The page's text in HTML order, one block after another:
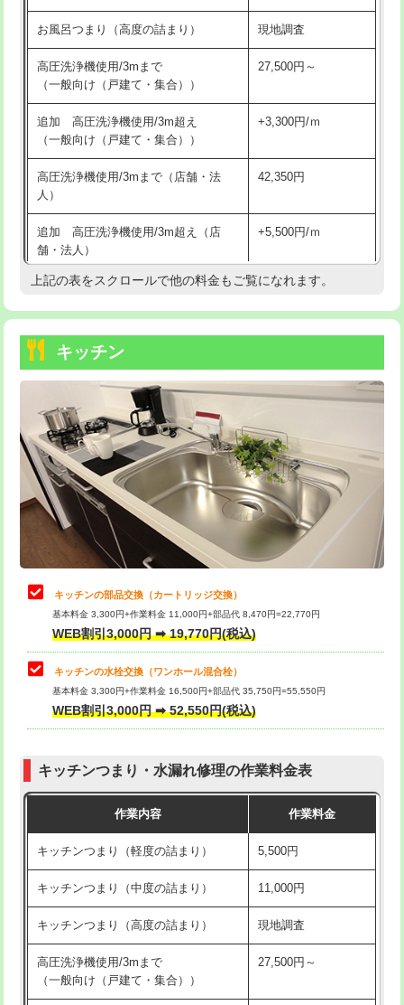
交換・取付(混合水栓（壁付・デッキ
式・ワンホール）)
16,500円+材料費
交換・取付(排水栓・排水トラップ
（P/S/ポップアップ））
22,000円+材料費
交換・取付（その他部品） 11,000円+材料費
持込商品取付（単水栓） 13,200円
持込商品取付（混合水栓）
持込商品取付（浄水器・分岐水栓） 16,500円
持込商品取付（温水洗浄便座） 22,000円
持込商品取付（普通便座⇔温水洗浄便
22,000円
給水管工事※（ホール加工)
給水管工事※（バンド止め) 3,300円
給水管工事※（支持金具設置) 5,500円
給水管工事※（保温材使用（バンド止
め込み）)
5,500円
給水管工事※（土の掘削・埋め戻し作
11,000円
給水管工事※（塩ビ管（VP・HI）使
用/3ｍまで)
給水管工事※（塩ビ管（VP・HI）使
用（追加）/3ｍ超え)
給水管工事※（ライニング鋼管・銅
管・ポリ管・HT管使用/3ｍまで)
44,000円
管・ポリ管・HT管使用/3ｍ超え)
排水管工事（土の掘削・埋め戻し作
11,000円~
排水管工事（排水管工事/3ｍまで） 55,000円
排水管工事（追加 排水管工事/3ｍ超
+11,000円
マス交換（土の掘削・埋め戻し作業）
マス交換（深さ50㎝未満）
お風呂つまり（高度の詰まり） 現地調査
高圧洗浄機使用/3mまで
（一般向け（戸建て・集合））
27,500円～
追加 高圧洗浄機使用/3m超え
（一般向け（戸建て・集合））
+3,300円/ｍ
高圧洗浄機使用/3mまで（店舗・法
人）
42,350円
追加 高圧洗浄機使用/3m超え（店
舗・法人）
+5,500円/ｍ
高度高圧洗浄換 現地調査
トーラー機使用/3mまで
追加トーラー機使用/3m超え +3,300円
カメラ調査 33,000円
桝清掃 8,800円
止水・漏水調査・防水処理・清掃・修
理・調整・分解・加工など（軽作業）
11,000円
止水・漏水調査・防水処理・清掃・修
理・調整・分解・加工など（中作業）
22,000円
止水・漏水調査・防水処理・清掃・修
理・調整・分解・加工など（重作業）
33,000円
お風呂タンク脱着
その他部品の脱着
式・ワンホール）)
交換・取付(排水栓・排水トラップ
22,000円+材料費
持込商品取付（単水栓）
上記の表をスクロールで他の料金もご覧になれます。
キッチン
キッチンの部品交換（カートリッジ交換）
基本料金 3,300円+作業料金 11,000円+部品代 8,470円=22,770円
WEB割引3,000円 ➡ 19,770円(税込)
キッチンの水栓交換（ワンホール混合栓）
基本料金 3,300円+作業料金 16,500円+部品代 35,750円=55,550円
WEB割引3,000円 ➡ 52,550円(税込)
キッチンつまり・水漏れ修理の作業料金表
作業内容 作業料金
キッチンつまり（軽度の詰まり） 5,500円
キッチンつまり（中度の詰まり） 11,000円
キッチンつまり（高度の詰まり） 現地調査
高圧洗浄機使用/3mまで
（一般向け（戸建て・集合））
27,500円～